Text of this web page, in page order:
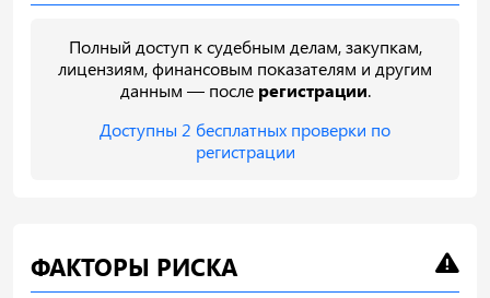
Полный доступ к судебным делам, закупкам,
лицензиям, финансовым показателям и другим
данным — после регистрации.
Доступны 2 бесплатных проверки по
регистрации
ФАКТОРЫ РИСКА